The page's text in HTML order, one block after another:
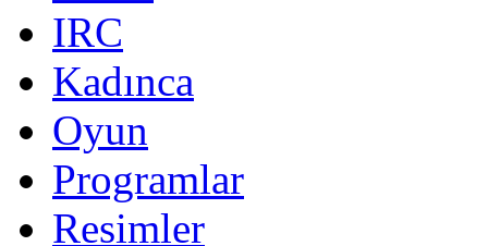
IRC
Kadınca
Oyun
Programlar
Resimler